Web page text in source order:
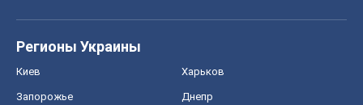
Регионы Украины
Киев Харьков
Запорожье Днепр